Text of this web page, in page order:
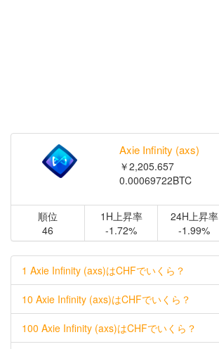
Axie Infinity (axs)
￥2,205.657
0.00069722BTC
順位
46
1H上昇率
-1.72%
24H上昇率
-1.99%
1 Axie Infinity (axs)はCHFでいくら？
10 Axie Infinity (axs)はCHFでいくら？
100 Axie Infinity (axs)はCHFでいくら？